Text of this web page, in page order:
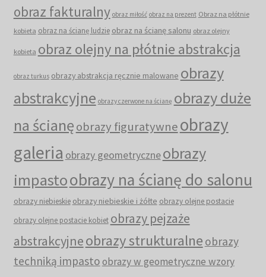
obraz fakturalny obraz miłość obraz na prezent Obraz na płótnie
kobieta obraz na ścianę ludzie obraz na ścianę salonu obraz olejny
kobieta obraz olejny na płótnie abstrakcja
obraz turkus obrazy abstrakcja ręcznie malowane obrazy
abstrakcyjne obrazy czerwone na ścianę obrazy duże
na ścianęobrazy figuratywneobrazy
galeria obrazy geometryczneobrazy
impastoobrazy na ścianę do salonu
obrazy niebieskie obrazy niebieskie i żółte obrazy olejne postacie
obrazy olejne postacie kobiet obrazy pejzaże
abstrakcyjneobrazy strukturalne obrazy
techniką impastoobrazy w geometryczne wzory